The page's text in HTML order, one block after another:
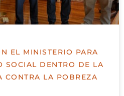
EL MINISTERIO PARA
SOCIAL DENTRO DE LA
CONTRA LA POBREZA